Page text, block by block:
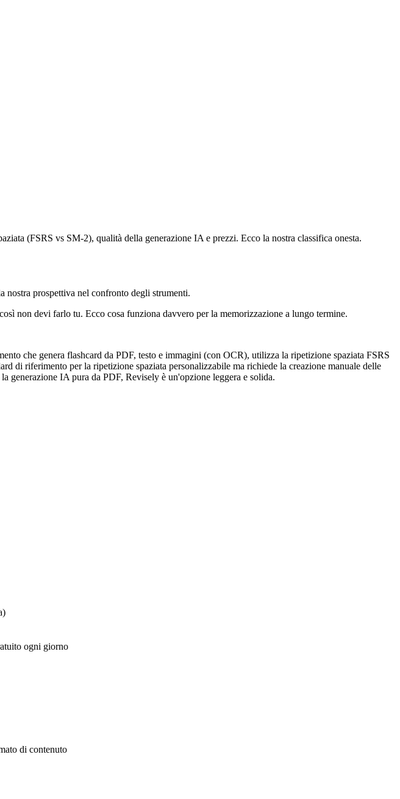
(FSRS vs SM-2), qualità della generazione IA e prezzi. Ecco la nostra classifica onesta.
prospettiva nel confronto degli strumenti.
non devi farlo tu. Ecco cosa funziona davvero per la memorizzazione a lungo termine.
che genera flashcard da PDF, testo e immagini (con OCR), utilizza la ripetizione spaziata FSRS
di riferimento per la ripetizione spaziata personalizzabile ma richiede la creazione manuale delle
generazione IA pura da PDF, Revisely è un'opzione leggera e solida.
ogni giorno
di contenuto